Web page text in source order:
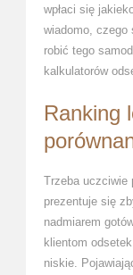
wpłaci się
wiadomo, czego
robić tego
kalkulatorów
Ranking
Trzeba uczciwie
prezentuje się
nadmiarem
klientom
niskie.